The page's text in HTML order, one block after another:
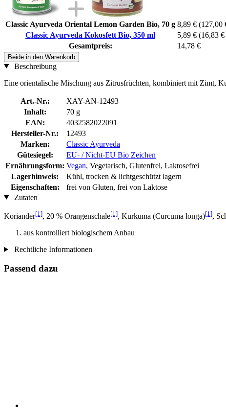
Classic Ayurveda Oriental Lemon Garden Bio, 70 g 8,89 € (127,00
Classic Ayurveda Kokosfett Bio, 350 ml
5,89 € (16,83
Gesamtpreis:
14,78 €
Beide in den Warenkorb
Beschreibung
Eine orientalische Mischung aus Zitrusfrüchten, kombiniert mit Zimt,
Art.-Nr.:
XAY-AN-12493
Inhalt:
70 g
EAN:
4032582022091
Hersteller-Nr.:
12493
Marken:
Classic Ayurveda
Gütesiegel:
EU- / Nicht-EU Bio Zeichen
Ernährungsform: Vegan, Vegetarisch, Glutenfrei, Laktosefrei
Lagerhinweis:
Kühl, trocken & lichtgeschützt lagern
Eigenschaften:
frei von Gluten, frei von Laktose
Zutaten
Koriander[1], 20 % Orangenschale[1], Kurkuma (Curcuma longa)[1],
aus kontrolliert biologischem Anbau
Rechtliche Informationen
Passend dazu